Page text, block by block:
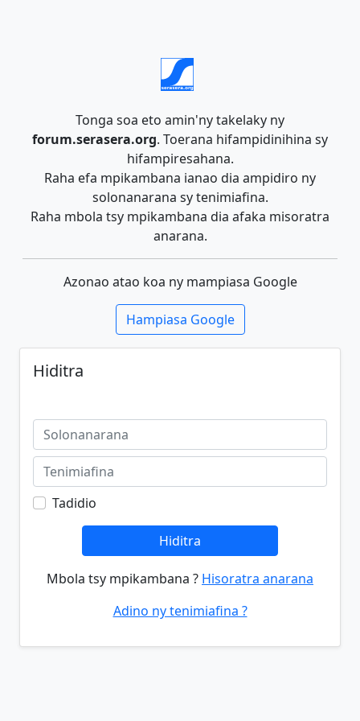
Tonga soa eto amin'ny takelaky ny
forum.serasera.org. Toerana hifampidinihina sy
hifampiresahana.
Raha efa mpikambana ianao dia ampidiro ny
solonanarana sy tenimiafina.
Raha mbola tsy mpikambana dia afaka misoratra
anarana.
Azonao atao koa ny mampiasa Google
Hampiasa Google
Hiditra
Tadidio
Hiditra
Mbola tsy mpikambana ? Hisoratra anarana
Adino ny tenimiafina ?